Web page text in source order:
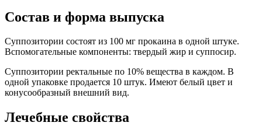
Состав и форма выпуска
Суппозитории состоят из 100 мг прокаина в одной штуке.
Вспомогательные компоненты: твердый жир и суппосир.
Суппозитории ректальные по 10% вещества в каждом. В
одной упаковке продается 10 штук. Имеют белый цвет и
конусообразный внешний вид.
Лечебные свойства